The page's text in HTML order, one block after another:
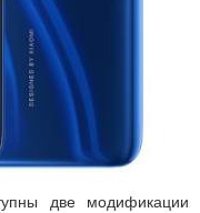
две модификации